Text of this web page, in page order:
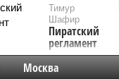
Тимур
Шафир
Пиратский
регламент
Москва